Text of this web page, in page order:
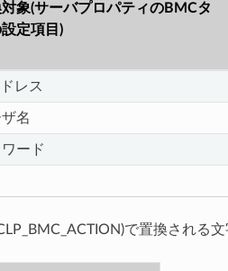
象(サーバプロパティのBMCタ
定項目)
ドレス
名
ード
で置換される文